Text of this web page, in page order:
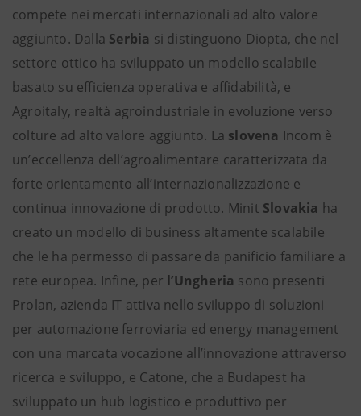
compete nei mercati internazionali ad alto valore
aggiunto. Dalla Serbia si distinguono Diopta, che nel
settore ottico ha sviluppato un modello scalabile
basato su efficienza operativa e affidabilità, e
Agroitaly, realtà agroindustriale in evoluzione verso
colture ad alto valore aggiunto. La slovena Incom è
un’eccellenza dell’agroalimentare caratterizzata da
forte orientamento all’internazionalizzazione e
continua innovazione di prodotto. Minit Slovakia ha
creato un modello di business altamente scalabile
che le ha permesso di passare da panificio familiare a
rete europea. Infine, per l’Ungheria sono presenti
Prolan, azienda IT attiva nello sviluppo di soluzioni
per automazione ferroviaria ed energy management
con una marcata vocazione all’innovazione attraverso
ricerca e sviluppo, e Catone, che a Budapest ha
sviluppato un hub logistico e produttivo per